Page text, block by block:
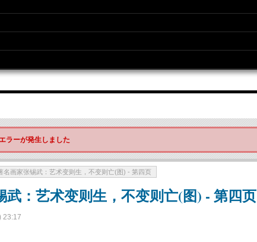
ラーが発生しました
名画家张锡武：艺术变则生，不变则亡(图) - 第四页
武：艺术变则生，不变则亡(图) - 第四页
23:17